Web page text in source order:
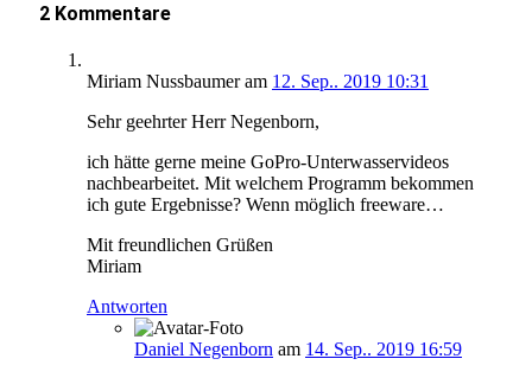
2 Kommentare
Miriam Nussbaumeram 12. Sep.. 2019 10:31
Sehr geehrter Herr Negenborn,
ich hätte gerne meine GoPro-Unterwasservideos
nachbearbeitet. Mit welchem Programm bekommen
ich gute Ergebnisse? Wenn möglich freeware…
Mit freundlichen Grüßen
Miriam
Antworten
Daniel Negenborn am 14. Sep.. 2019 16:59